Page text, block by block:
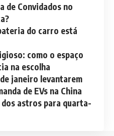
de Convidados no
do carro está
como o espaço
na escolha
janeiro levantarem
de EVs na China
astros para quarta-